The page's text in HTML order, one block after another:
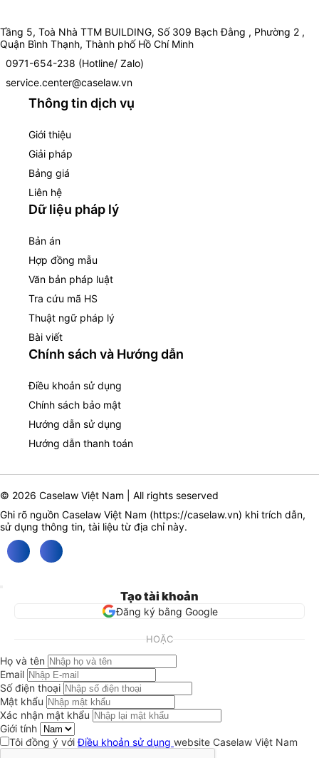
Tầng 5, Toà Nhà TTM BUILDING, Số 309 Bạch Đằng , Phường 2 ,
Quận Bình Thạnh, Thành phố Hồ Chí Minh
0971-654-238 (Hotline/ Zalo)
service.center@caselaw.vn
Thông tin dịch vụ
Giới thiệu
Giải pháp
Bảng giá
Liên hệ
Dữ liệu pháp lý
Bản án
Hợp đồng mẫu
Văn bản pháp luật
Tra cứu mã HS
Thuật ngữ pháp lý
Bài viết
Chính sách và Hướng dẫn
Điều khoản sử dụng
Chính sách bảo mật
Hướng dẫn sử dụng
Hướng dẫn thanh toán
© 2026 Caselaw Việt Nam | All rights seserved
Ghi rõ nguồn Caselaw Việt Nam (https://caselaw.vn) khi trích dẫn,
sử dụng thông tin, tài liệu từ địa chỉ này.
Tạo tài khoản
Đăng ký bằng Google
HOẶC
Họ và tên
Email
Số điện thoại
Mật khẩu
Xác nhận mật khẩu
Giới tính
Tôi đồng ý vớiĐiều khoản sử dụng website Caselaw Việt Nam